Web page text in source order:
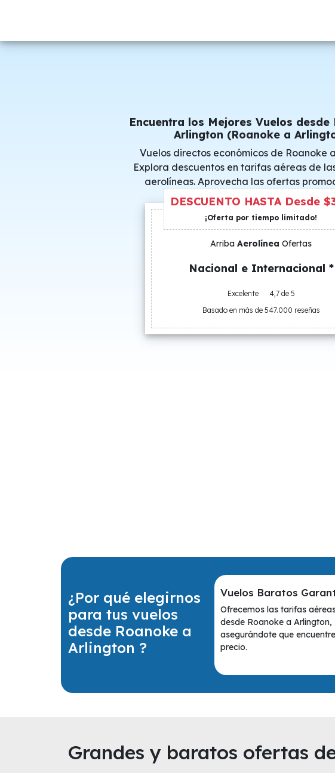
Encuentra los Mejores Vuelos desde
Arlington (Roanoke a
Vuelos directos económicos de Roanoke
Explora descuentos en tarifas aéreas de
aerolíneas. Aprovecha las ofertas
consigue precios especiales.
DESCUENTO HASTA Desde
¡Oferta por tiempo limitado!
Arriba Aerolínea Ofertas
Nacional e Internacional *
Excelente
4,7 de 5
Basado en más de 547.000 reseñas
¿Por qué elegirnos
para tus vuelos
desde Roanoke a
Arlington ?
Vuelos Baratos
Ofrecemos las tarifas
desde Roanoke a Arlington,
asegurándote que
precio.
Grandes y baratos ofertas